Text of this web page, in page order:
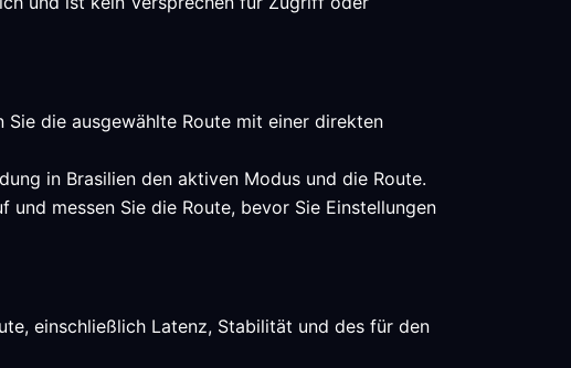
die ausgewählte Route mit einer direkten
in Brasilien den aktiven Modus und die Route.
messen Sie die Route, bevor Sie Einstellungen
einschließlich Latenz, Stabilität und des für den